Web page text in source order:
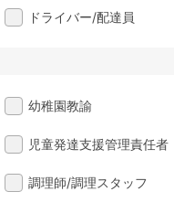
ドライバー/配達員
幼稚園教諭
児童発達支援管理責任者
調理師/調理スタッフ